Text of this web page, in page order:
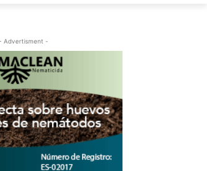
Advertisment -